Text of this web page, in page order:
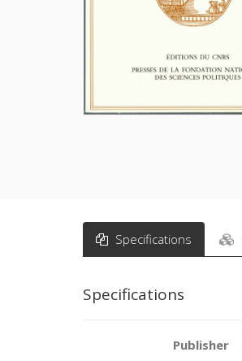
Specifications
Specifications
Publisher